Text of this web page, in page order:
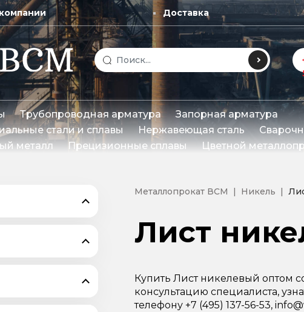
Доставка
Трубопроводная арматура
Запорная арматура
стали и сплавы
Нержавеющая сталь
металл
Прецизионные сплавы Цветной
Металлопрокат ВСМ Никель
Лист
Купить Лист никелевый оптом
консультацию специалиста,
телефону +7 (495) 137-56-53,